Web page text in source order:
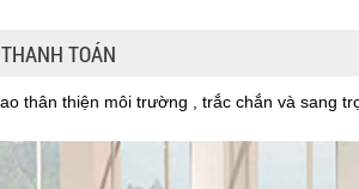
THANH TOÁN
thân thiện môi trường , trắc chắn và sang